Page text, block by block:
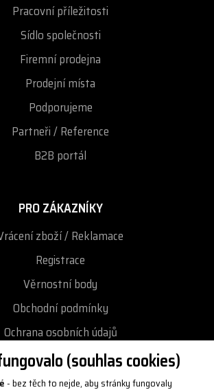
(souhlas cookies)
- bez těch to nejde, aby stránky fungovaly
Pracovní příležitosti
Sídlo společnosti
Firemní prodejna
Prodejní místa
Podporujeme
Partneři / Reference
B2B portál
PRO ZÁKAZNÍKY
zboží / Reklamace
Registrace
Věrnostní body
Obchodní podmínky
Ochrana osobních údajů
vrácení / výměny zboží
Reklamační řád